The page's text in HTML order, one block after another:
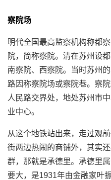
察院场
明代全国最高监察机构称都
院，简称察院。清在苏州设
南察院、西察院。当时苏州
路因称察院场或察院巷。察
人民路交界处，地处苏州市
业中心。
从这个地铁站出来，走过观
街两边热闹的商铺外，其实
群，那就是承德里。承德里
要大，是1931年由金融家叶